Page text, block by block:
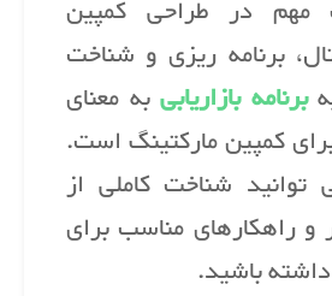
مهم در طراحی کمپین
برنامه ریزی و شناخت
برنامه بازاریابی به معنای
کمپین مارکتینگ است.
توانید شناخت کاملی از
راهکارهای مناسب برای
باشید.